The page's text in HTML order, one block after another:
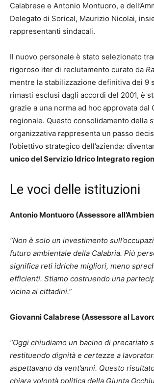
Calabrese e Antonio Montuoro, e
Delegato di Sorical, Maurizio Nicolai,
rappresentanti sindacali.
Il nuovo personale è stato selezionato
rigoroso iter di reclutamento curato da
mentre la stabilizzazione definitiva dei 9
rimasti esclusi dagli accordi del 2001, è
grazie a una norma ad hoc approvata dal
regionale. Questo consolidamento della
organizzativa rappresenta un passo
l’obiettivo strategico dell’azienda:
unico del Servizio Idrico Integrato
Le voci delle istituzioni
Antonio Montuoro (Assessore
“Non è solo un investimento
futuro ambientale della Calabria. Più
significa reti idriche migliori, meno
efficienti. Stiamo costruendo una
vicina ai cittadini.”
Giovanni Calabrese (Assessore al
“Oggi chiudiamo un bacino di precariato
restituendo dignità e certezze a
aspettavano da vent’anni. Questo
chiara volontà politica della Giunta